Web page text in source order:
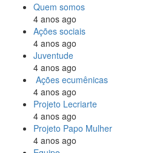
Quem somos
4 anos ago
Ações sociais
4 anos ago
Juventude
4 anos ago
Ações ecumênicas
4 anos ago
Projeto Lecriarte
4 anos ago
Projeto Papo Mulher
4 anos ago